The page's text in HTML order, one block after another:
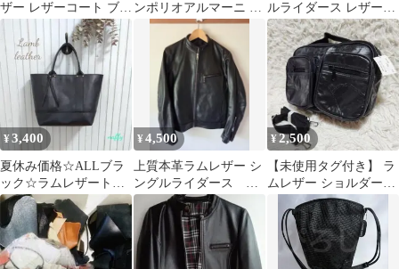
ザー レザーコート ブラ
ック XS ベルト 羊革
ンポリオアルマーニ ラ
ムレザー ジャケット 本
ルライダース レザージ
ャケット
¥3,400
夏休み価格☆ALLブラ
ック☆ラムレザートー
トバッグ
¥4,500
上質本革ラムレザー シ
ングルライダース
着用ほぼなくクローゼ
ット保管
¥2,500
【未使用タグ付き】 ラ
ムレザー ショルダーバ
ッグ 羊革 ソフトレザー